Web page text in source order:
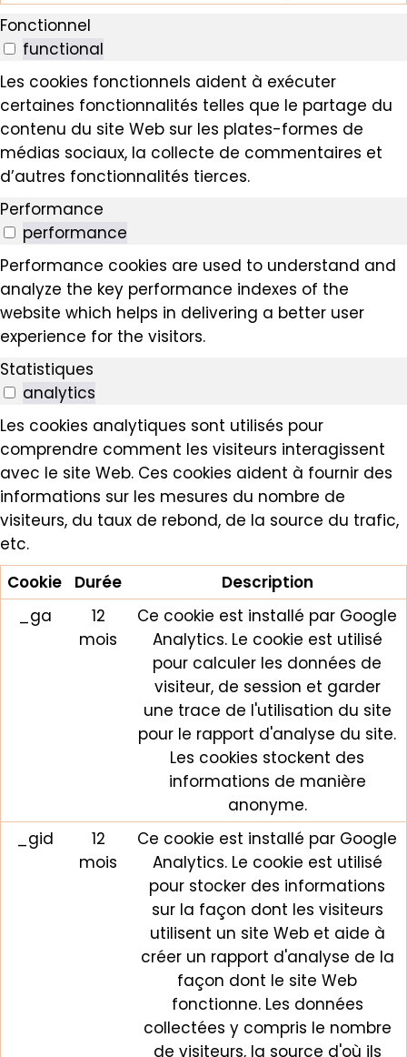
Fonctionnel
functional
Les cookies fonctionnels aident à exécuter
certaines fonctionnalités telles que le partage du
contenu du site Web sur les plates-formes de
médias sociaux, la collecte de commentaires et
d’autres fonctionnalités tierces.
Performance
performance
Performance cookies are used to understand and
analyze the key performance indexes of the
website which helps in delivering a better user
experience for the visitors.
Statistiques
analytics
Les cookies analytiques sont utilisés pour
comprendre comment les visiteurs interagissent
avec le site Web. Ces cookies aident à fournir des
informations sur les mesures du nombre de
visiteurs, du taux de rebond, de la source du trafic,
etc.
Cookie
Durée
Description
_ga
12
mois
Ce cookie est installé par Google
Analytics. Le cookie est utilisé
pour calculer les données de
visiteur, de session et garder
une trace de l'utilisation du site
pour le rapport d'analyse du site.
Les cookies stockent des
informations de manière
anonyme.
_gid
12
mois
Ce cookie est installé par Google
Analytics. Le cookie est utilisé
pour stocker des informations
sur la façon dont les visiteurs
utilisent un site Web et aide à
créer un rapport d'analyse de la
façon dont le site Web
fonctionne. Les données
collectées y compris le nombre
de visiteurs, la source d'où ils